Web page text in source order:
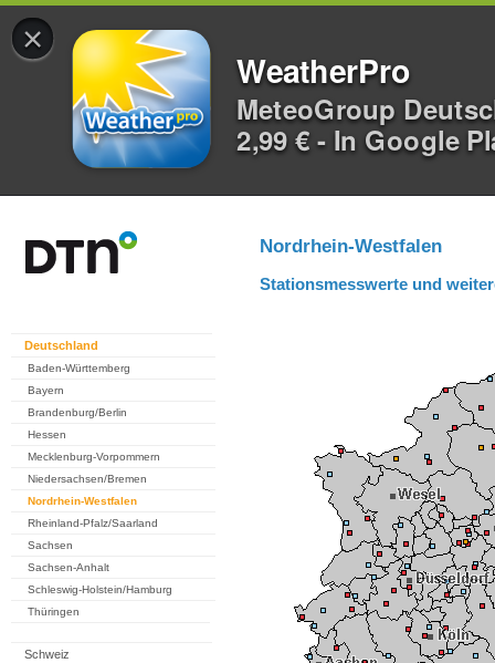
×
WeatherPro
MeteoGroup
2,99 € - In Google
Deutschland
Baden-Württemberg
Bayern
Brandenburg/Berlin
Hessen
Mecklenburg-Vorpommern
Niedersachsen/Bremen
Nordrhein-Westfalen
Rheinland-Pfalz/Saarland
Sachsen
Sachsen-Anhalt
Schleswig-Holstein/Hamburg
Thüringen
Schweiz
Nordrhein-Westfalen
Stationsmesswerte und